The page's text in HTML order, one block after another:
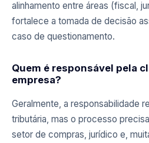
alinhamento entre áreas (fiscal,
fortalece a tomada de decisão
caso de questionamento.
Quem é responsável pela
empresa?
Geralmente, a responsabilidade
tributária, mas o processo
setor de compras, jurídico e,